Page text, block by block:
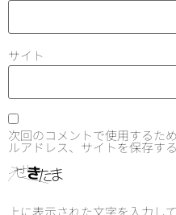
サイト
次回のコメントで使用するた
ルアドレス、サイトを保存する